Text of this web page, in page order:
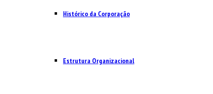
Histórico da Corporação
Estrutura Organizacional